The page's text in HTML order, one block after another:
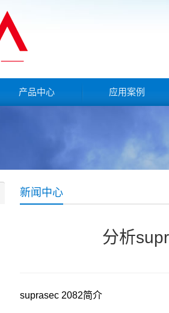
产品中心 应用案例
新闻中心
分析
suprasec 2082简介